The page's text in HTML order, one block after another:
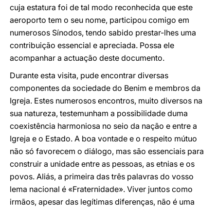
cuja estatura foi de tal modo reconhecida que este
aeroporto tem o seu nome, participou comigo em
numerosos Sínodos, tendo sabido prestar-lhes uma
contribuição essencial e apreciada. Possa ele
acompanhar a actuação deste documento.
Durante esta visita, pude encontrar diversas
componentes da sociedade do Benim e membros da
Igreja. Estes numerosos encontros, muito diversos na
sua natureza, testemunham a possibilidade duma
coexistência harmoniosa no seio da nação e entre a
Igreja e o Estado. A boa vontade e o respeito mútuo
não só favorecem o diálogo, mas são essenciais para
construir a unidade entre as pessoas, as etnias e os
povos. Aliás, a primeira das três palavras do vosso
lema nacional é «Fraternidade». Viver juntos como
irmãos, apesar das legítimas diferenças, não é uma